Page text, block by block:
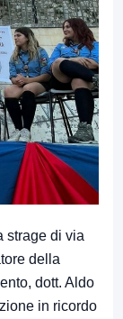
strage di via
della
dott. Aldo
in ricordo